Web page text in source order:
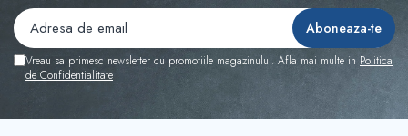
Vreau sa primesc newsletter cu promotiile magazinului. Afla mai multe in Politica
de Confidentialitate